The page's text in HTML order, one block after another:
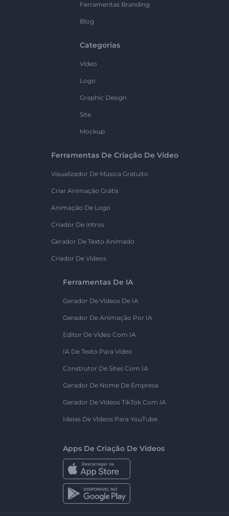
Ferramentas Branding
Blog
Categorias
Vídeo
Logo
Graphic Design
Site
Mockup
Ferramentas De Criação De Vídeo
Visualizador De Música Gratuito
Criar Animação Grátis
Animação De Logo
Criador De Intros
Gerador De Texto Animado
Criador De Vídeos
Ferramentas De IA
Gerador De Vídeos De IA
Gerador De Animação Por IA
Editor De Vídeo Com IA
IA De Texto Para Vídeo
Construtor De Sites Com IA
Gerador De Nome De Empresa
Gerador De Vídeos TikTok Com IA
Ideias De Vídeos Para YouTube
Apps De Criação De Vídeos